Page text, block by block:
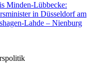
Minden-Lübbecke:
in Düsseldorf am
Lahde – Nienburg